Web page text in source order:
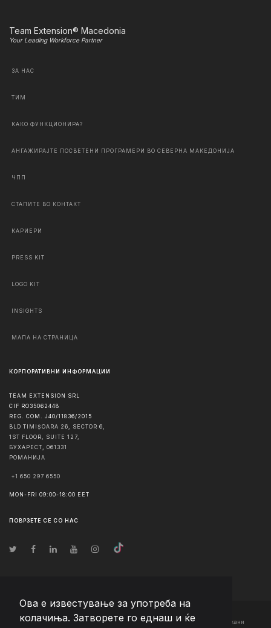
Ова е известување за употреба на
колачиња. Затворете го еднаш и ќе
Team Extension® Macedonia
Your Leading Workforce Partner
ЗА НАС
ТИМ
КАКО ФУНКЦИОНИРА?
АНГАЖИРАЈТЕ ПОСВЕТЕНИ ПРОГРАМЕРИ ВО СЕВЕРНА МАКЕДОНИЈА
ЧПП
СТАПИТЕ ВО КОНТАКТ
КАРИЕРИ
PRESS KIT
LOGO KIT
INSIGHTS
МАПА НА СТРАНИЦА
КОРПОРАТИВНИ ИНФОРМАЦИИ
TEAM EXTENSION SRL
CIF RO35062448
REG. COM. J40/11836/2015
BLD TIMIȘOARA 26, SECTOR 6,
1ST FLOOR, SUITE 127,
БУХАРЕСТ
061331
РОМАНИЈА
+1 650 297 6550
MON-FRI 09:00-18:00 EET
ПОВРЗЕТЕ СЕ СО НАС
© Авторско право2026 Team Extension Macedonia - Сите права задржани